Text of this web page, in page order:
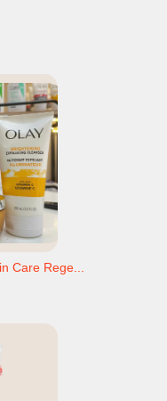
Care Rege...